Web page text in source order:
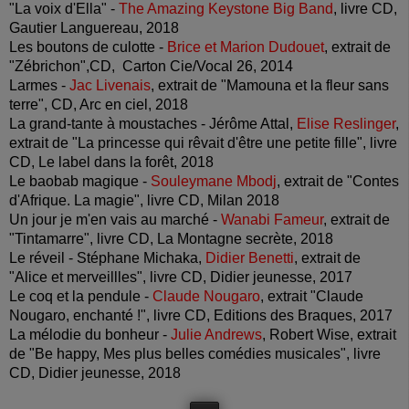
"La voix d'Ella" - The Amazing Keystone Big Band, livre CD,
Gautier Languereau, 2018
Les boutons de culotte - Brice et Marion Dudouet, extrait de
"Zébrichon",CD, Carton Cie/Vocal 26, 2014
Larmes - Jac Livenais, extrait de "Mamouna et la fleur sans
terre", CD, Arc en ciel, 2018
La grand-tante à moustaches - Jérôme Attal, Elise Reslinger,
extrait de "La princesse qui rêvait d'être une petite fille", livre
CD, Le label dans la forêt, 2018
Le baobab magique - Souleymane Mbodj, extrait de "Contes
d'Afrique. La magie", livre CD, Milan 2018
Un jour je m'en vais au marché - Wanabi Fameur, extrait de
"Tintamarre", livre CD, La Montagne secrète, 2018
Le réveil - Stéphane Michaka, Didier Benetti, extrait de
"Alice et merveillles", livre CD, Didier jeunesse, 2017
Le coq et la pendule - Claude Nougaro, extrait "Claude
Nougaro, enchanté !", livre CD, Editions des Braques, 2017
La mélodie du bonheur - Julie Andrews, Robert Wise, extrait
de "Be happy, Mes plus belles comédies musicales", livre
CD, Didier jeunesse, 2018